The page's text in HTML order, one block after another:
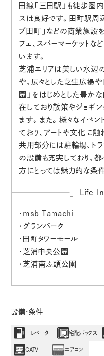
田線「三田駅」も徒歩圏
スは良好です。田町駅周
ブ田町」などの商業施設
フェ、スパーマーケット
います。
芝浦エリアは美しい水辺
や、広々とした芝生広場や
園」をはじめとした豊か
在しており散策やジョギ
ます。また。様々なイベン
ており、アートや文化に
共用部分には駐輪場、ト
の設備も充実しており、
方にとっては魅力的な条
Life
・msb Tamachi
・グランパーク
・田町タワーモール
・芝浦中央公園
・芝浦南ふ頭公園
設備・条件
エレベーター 宅配ボックス
CATV エアコン